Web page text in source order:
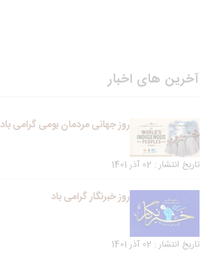
آخرین های اخبار
روز جهانی مردمان بومی گرامی باد
تاریخ انتشار : 02 آذر 1401
روز خبرنگار گرامی باد
تاریخ انتشار : 02 آذر 1401